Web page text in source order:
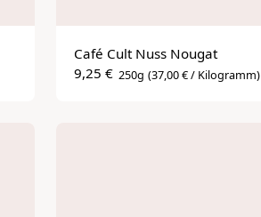
Café Cult Nuss Nougat
9,25 € 250g (37,00 € / Kilogramm)